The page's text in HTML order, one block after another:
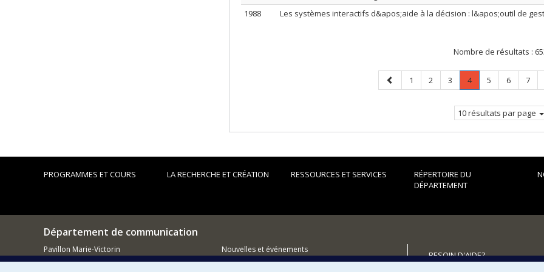
1988
Les systèmes interactifs d&apos;aide à la décision : l&apos;outil de
Nombre de résultats :
Page
précédente
Page
1 Page
2 Page
3 Page
4.
Page
Page
5 Page
6 Page
7
10 résultats par page
PROGRAMMES ET COURS LA RECHERCHE ET CRÉATION RESSOURCES ET SERVICES
RÉPERTOIRE DU
DÉPARTEMENT
Département de communication
Pavillon Marie-Victorin
90, Vincent-d'Indy
Nouvelles et événements
BESOIN D'AIDE?